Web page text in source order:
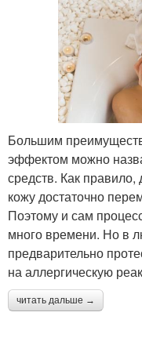
Большим
эффектом можно
средств. Как правило,
кожу достаточно
Поэтому и сам
много времени. Но в
предварительно
на аллергическую
читать дальше →